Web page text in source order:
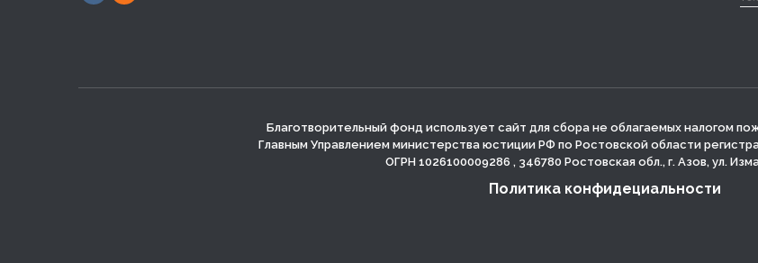
Благотворительный фонд использует сайт для сбора не облагаемых налогом
Главным Управлением министерства юстиции РФ по Ростовской области
ОГРН 1026100009286 , 346780 Ростовская обл., г. Азов, ул.
Политика конфидециальности